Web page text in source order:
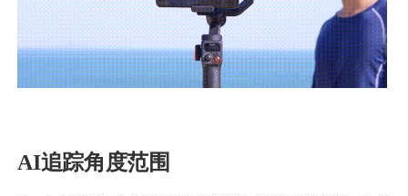
AI追踪角度范围